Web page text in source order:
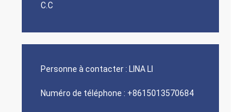
C.C
Personne à contacter : LINA LI
Numéro de téléphone : +8615013570684